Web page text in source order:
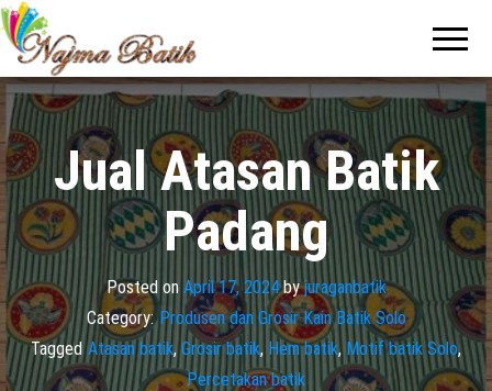
Jasa
Pembuatan
Seragam
Batik
Jual Atasan Batik
Padang
Posted on April 17, 2024byjuraganbatik
Category: Produsen dan Grosir Kain Batik Solo
Tagged Atasan batik,Grosir batik, Hem batik, Motif batik Solo,
Percetakan batik